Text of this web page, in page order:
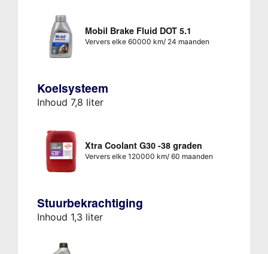
Mobil Brake Fluid DOT 5.1
Ververs elke 60000 km/ 24 maanden
Koelsysteem
Inhoud 7,8 liter
Xtra Coolant G30 -38 graden
Ververs elke 120000 km/ 60 maanden
Stuurbekrachtiging
Inhoud 1,3 liter